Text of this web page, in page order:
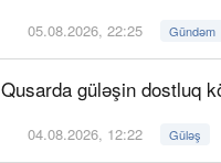
05.08.2026, 22:25 Gündəm
Qusarda güləşin dostluq
04.08.2026, 12:22 Güləş